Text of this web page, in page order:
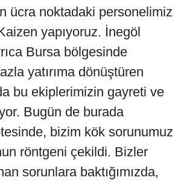
ücra noktadaki personelimiz
yapıyoruz. İnegöl
Bursa bölgesinde
yatırıma dönüştüren
bu ekiplerimizin gayreti ve
Bugün de burada
bizim kök sorunumuz
röntgeni çekildi. Bizler
sorunlara baktığımızda,